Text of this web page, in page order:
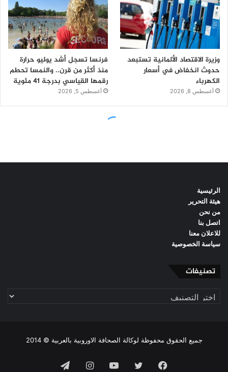
الرئيسية
هيئة التحرير
من نحن
اتصل بنا
للاعلان معنا
سياسة الخصوصية
تصنيفات
تصنيفات
جميع الحقوق محفوظة لوكالة الصحافة الاوروبية بالعربية © 2014
فيسبوك تويتر يوتيوبانستقرامتيلقرام